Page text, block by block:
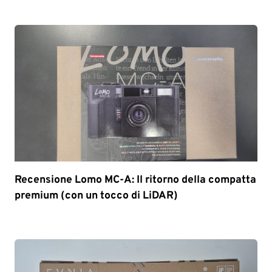
Recensione Lomo MC-A: Il ritorno della compatta
premium (con un tocco di LiDAR)